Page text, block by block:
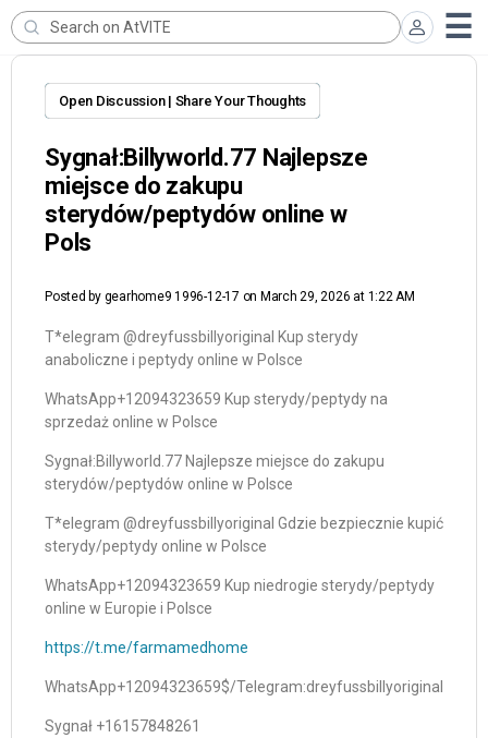
Open Discussion | Share Your Thoughts
Sygnał:Billyworld.77 Najlepsze
miejsce do zakupu
sterydów/peptydów online w
Pols
Posted by gearhome9 1996-12-17 on March 29, 2026 at 1:22 AM
T*elegram @dreyfussbillyoriginal Kup sterydy
anaboliczne i peptydy online w Polsce
WhatsApp+12094323659 Kup sterydy/peptydy na
sprzedaż online w Polsce
Sygnał:Billyworld.77 Najlepsze miejsce do zakupu
sterydów/peptydów online w Polsce
T*elegram @dreyfussbillyoriginal Gdzie bezpiecznie kupić
sterydy/peptydy online w Polsce
WhatsApp+12094323659 Kup niedrogie sterydy/peptydy
online w Europie i Polsce
https://t.me/farmamedhome
WhatsApp+12094323659$/Telegram:dreyfussbillyoriginal
Sygnał +16157848261